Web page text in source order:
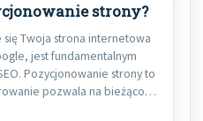
strony?
Twoja strona internetowa
jest fundamentalnym
Pozycjonowanie strony to
pozwala na bieżąco